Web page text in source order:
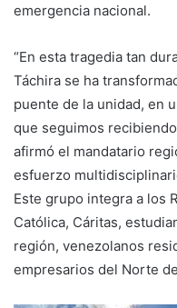
emergencia nacional.
“En esta tragedia tan
Táchira se ha
puente de la unidad, en
que seguimos
afirmó el mandatario
esfuerzo
Este grupo integra a los
Católica, Cáritas,
región, venezolanos
empresarios del Norte